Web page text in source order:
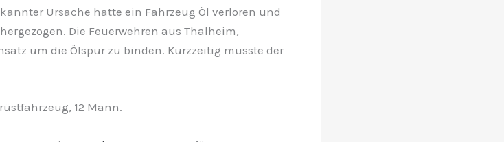
Ursache hatte ein Fahrzeug Öl verloren und
Die Feuerwehren aus Thalheim,
um die Ölspur zu binden. Kurzzeitig musste der
12 Mann.